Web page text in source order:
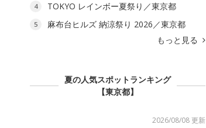
4 TOKYO レインボー夏祭り／東京都
5
麻布台ヒルズ 納涼祭り 2026／東京都
もっと見る
夏の人気スポットランキング
【東京都】
2026/08/08 更新